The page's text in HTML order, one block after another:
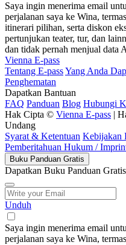
Saya ingin menerima email
perjalanan saya ke Wina,
itinerari pilihan, serta diskon
pertunjukan teater, tur, dan
dan tidak pernah menjual data
Vienna E-pass
Tentang E-passYang Anda
Penghematan
Dapatkan Bantuan
FAQ Panduan Blog Hubungi
Hak Cipta © Vienna E-pass |
Undang
Syarat & Ketentuan Kebijakan
Pemberitahuan Hukum /
Buku Panduan Gratis
Dapatkan Buku Panduan Gratis
Unduh
Saya ingin menerima email
perjalanan saya ke Wina,